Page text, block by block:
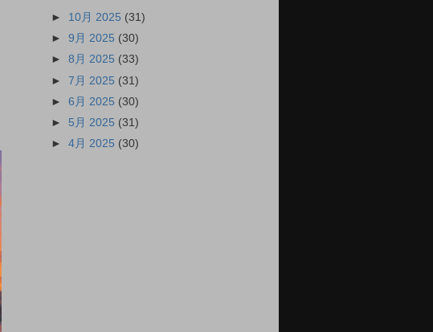
► 10月 2025 (31)
►9月 2025 (30)
►8月 2025 (33)
►7月 2025 (31)
►6月 2025 (30)
► 5月 2025 (31)
►4月 2025 (30)